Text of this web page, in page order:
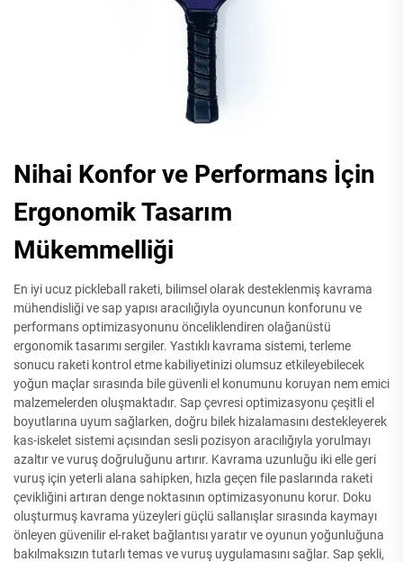
Nihai Konfor ve Performans İçin
Ergonomik Tasarım
Mükemmelliği
En iyi ucuz pickleball raketi, bilimsel olarak desteklenmiş kavrama
mühendisliği ve sap yapısı aracılığıyla oyuncunun konforunu ve
performans optimizasyonunu önceliklendiren olağanüstü
ergonomik tasarımı sergiler. Yastıklı kavrama sistemi, terleme
sonucu raketi kontrol etme kabiliyetinizi olumsuz etkileyebilecek
yoğun maçlar sırasında bile güvenli el konumunu koruyan nem emici
malzemelerden oluşmaktadır. Sap çevresi optimizasyonu çeşitli el
boyutlarına uyum sağlarken, doğru bilek hizalamasını destekleyerek
kas-iskelet sistemi açısından sesli pozisyon aracılığıyla yorulmayı
azaltır ve vuruş doğruluğunu artırır. Kavrama uzunluğu iki elle geri
vuruş için yeterli alana sahipken, hızla geçen file paslarında raketi
çevikliğini artıran denge noktasının optimizasyonunu korur. Doku
oluşturmuş kavrama yüzeyleri güçlü sallanışlar sırasında kaymayı
önleyen güvenilir el-raket bağlantısı yaratır ve oyunun yoğunluğuna
bakılmaksızın tutarlı temas ve vuruş uygulamasını sağlar. Sap şekli,